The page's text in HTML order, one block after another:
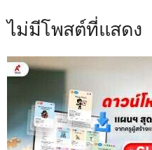
ไม่มีโพสต์ที่แสดง